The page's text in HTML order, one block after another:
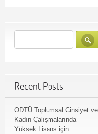
Recent Posts
ODTÜ Toplumsal Cinsiyet ve
Kadın Çalışmalarında
Yüksek Lisans için